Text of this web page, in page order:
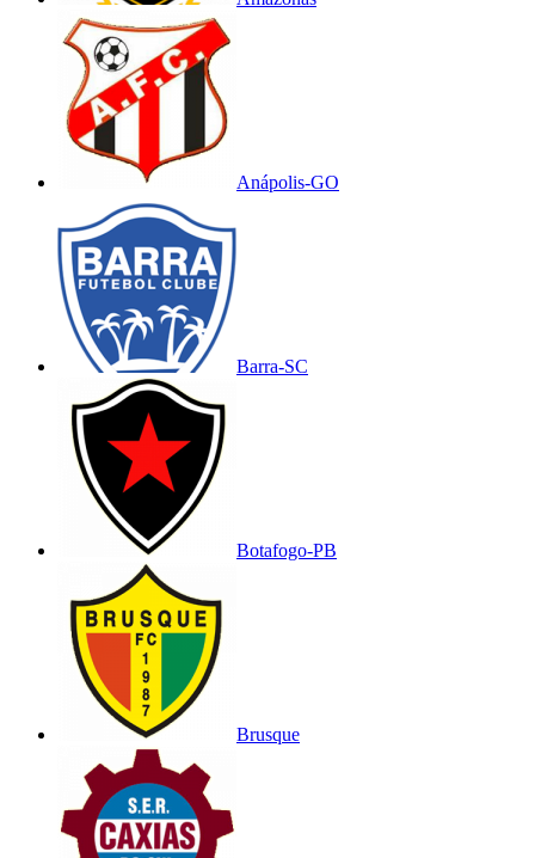
Anápolis-GO
Barra-SC
Botafogo-PB
Brusque